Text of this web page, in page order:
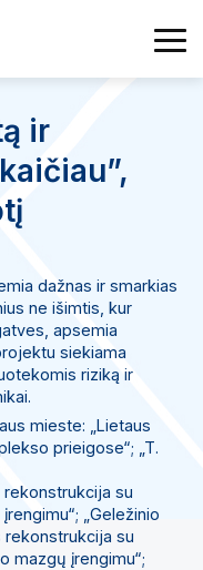
ir
dažnas ir smarkias
ne išimtis, kur
apsemia
siekiama
riziką ir
mieste: „Lietaus
prieigose“; „T.
su
„Geležinio
su
mazgų įrengimu“;